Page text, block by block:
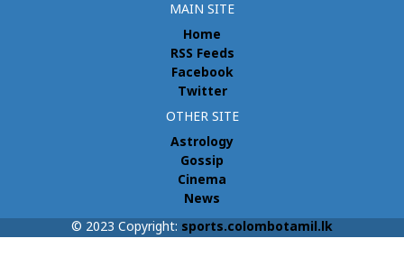
MAIN SITE
Home
RSS Feeds
Facebook
Twitter
OTHER SITE
Astrology
Gossip
Cinema
News
© 2023 Copyright: sports.colombotamil.lk